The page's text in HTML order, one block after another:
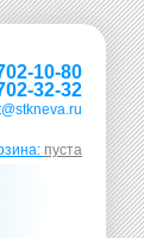
10-80
32-32
пуста